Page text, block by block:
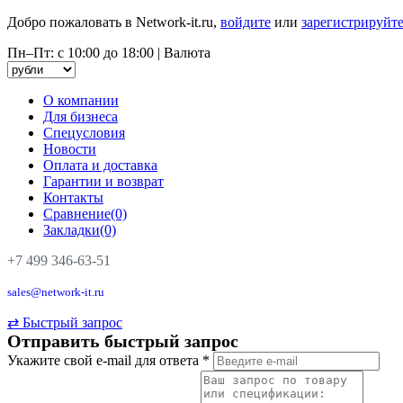
Добро пожаловать в Network-it.ru, войдите или
Пн–Пт: с 10:00 до 18:00 | Валюта
О компании
Для бизнеса
Спецусловия
Новости
Оплата и доставка
Гарантии и возврат
Контакты
Сравнение(0)
Закладки(0)
+7 499 346-63-51
sales@network-it.ru
⇄ Быстрый запрос
Отправить быстрый запрос
Укажите свой e-mail для ответа *